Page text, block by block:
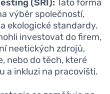
(SRI): Tato forma
výběr společností,
ekologické standardy.
investovat do firem,
neetických zdrojů,
nebo do těch, které
a inkluzi na pracovišti.